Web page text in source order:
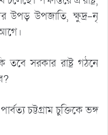
উপড় উপজাতি, ক্ষুদ্র-নৃ
সরকার রাষ্ট্র গঠনে
চট্টগ্রাম চুক্তিকে ভঙ্গ